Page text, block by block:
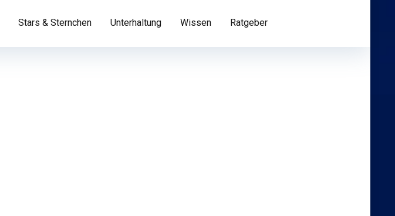
Stars & Sternchen Unterhaltung Wissen Ratgeber